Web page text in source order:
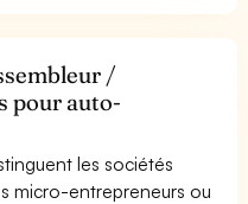
/
pour auto-
les sociétés
micro-entrepreneurs ou